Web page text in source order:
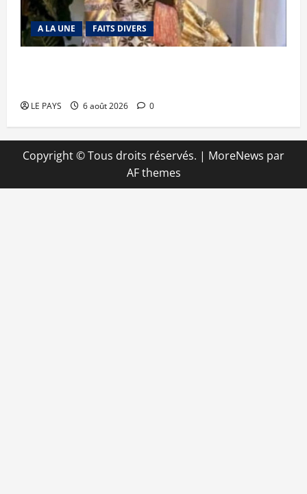
A LA UNE FAITS DIVERS
LE PAYS 6 août 2026 0
Copyright © Tous droits réservés. | MoreNews par
AF themes